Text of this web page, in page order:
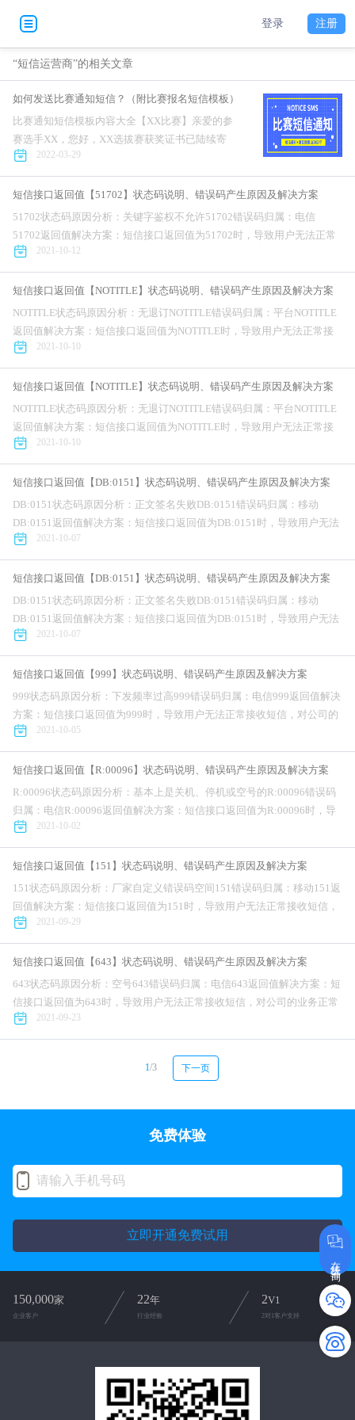
登录 注册
“短信运营商”的相关文章
如何发送比赛通知短信？（附比赛报名短信模板）
比赛通知短信模板内容大全【XX比赛】亲爱的参
赛选手XX，您好，XX选拔赛获奖证书已陆续寄
出，请注意查收！如有问题，请及时联系组委会
XX。因疫情原因，XX区决赛比赛时间延期至10月
份，报名截止日...
2022-03-29
短信接口返回值【51702】状态码说明、错误码产生原因及解决方案
51702状态码原因分析：关键字鉴权不允许51702错误码归属：电信
51702返回值解决方案：短信接口返回值为51702时，导致用户无法正常
接收短信，对公司的业务正常开展造成不利影响。针对短信接口错误...
2021-10-12
短信接口返回值【NOTITLE】状态码说明、错误码产生原因及解决方案
NOTITLE状态码原因分析：无退订NOTITLE错误码归属：平台NOTITLE
返回值解决方案：短信接口返回值为NOTITLE时，导致用户无法正常接
收短信，对公司的业务正常开展造成不利影响。针对短信接...
2021-10-10
短信接口返回值【NOTITLE】状态码说明、错误码产生原因及解决方案
NOTITLE状态码原因分析：无退订NOTITLE错误码归属：平台NOTITLE
返回值解决方案：短信接口返回值为NOTITLE时，导致用户无法正常接
收短信，对公司的业务正常开展造成不利影响。针对短信接...
2021-10-10
短信接口返回值【DB:0151】状态码说明、错误码产生原因及解决方案
DB:0151状态码原因分析：正文签名失败DB:0151错误码归属：移动
DB:0151返回值解决方案：短信接口返回值为DB:0151时，导致用户无法
正常接收短信，对公司的业务正常开展造成不利影响。针对...
2021-10-07
短信接口返回值【DB:0151】状态码说明、错误码产生原因及解决方案
DB:0151状态码原因分析：正文签名失败DB:0151错误码归属：移动
DB:0151返回值解决方案：短信接口返回值为DB:0151时，导致用户无法
正常接收短信，对公司的业务正常开展造成不利影响。针对...
2021-10-07
短信接口返回值【999】状态码说明、错误码产生原因及解决方案
999状态码原因分析：下发频率过高999错误码归属：电信999返回值解决
方案：短信接口返回值为999时，导致用户无法正常接收短信，对公司的
业务正常开展造成不利影响。针对短信接口错误...
2021-10-05
短信接口返回值【R:00096】状态码说明、错误码产生原因及解决方案
R:00096状态码原因分析：基本上是关机、停机或空号的R:00096错误码
归属：电信R:00096返回值解决方案：短信接口返回值为R:00096时，导
致用户无法正常接收短信，对公司的业务正常开展造成...
2021-10-02
短信接口返回值【151】状态码说明、错误码产生原因及解决方案
151状态码原因分析：厂家自定义错误码空间151错误码归属：移动151返
回值解决方案：短信接口返回值为151时，导致用户无法正常接收短信，
对公司的业务正常开展造成不利影响。针对短信接口错误码为151问...
2021-09-29
短信接口返回值【643】状态码说明、错误码产生原因及解决方案
643状态码原因分析：空号643错误码归属：电信643返回值解决方案：短
信接口返回值为643时，导致用户无法正常接收短信，对公司的业务正常
开展造成不利影响。针对短信接口错误码为643问题，互亿无线提供...
2021-09-23
1/3 下一页
在线咨询
免费体验
立即开通免费试用
150,000家
企业客户
22年
行业经验
2V1
2对1客户支持